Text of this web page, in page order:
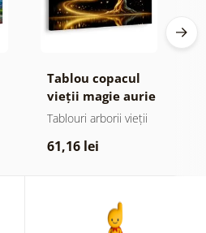
Tablou copacul
vieții magie aurie
Tablouri arborii vieții
61,16 lei